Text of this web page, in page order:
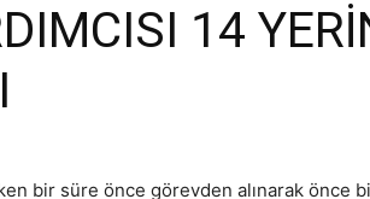
14
bir süre önce görevden alınarak önce